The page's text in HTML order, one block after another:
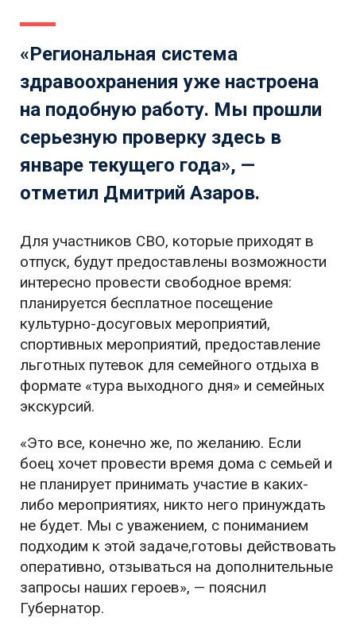
«Региональная система
здравоохранения уже настроена
на подобную работу. Мы прошли
серьезную проверку здесь в
январе текущего года», —
отметил Дмитрий Азаров.
Для участников СВО, которые приходят в
отпуск, будут предоставлены возможности
интересно провести свободное время:
планируется бесплатное посещение
культурно-досуговых мероприятий,
спортивных мероприятий, предоставление
льготных путевок для семейного отдыха в
формате «тура выходного дня» и семейных
экскурсий.
«Это все, конечно же, по желанию. Если
боец хочет провести время дома с семьей и
не планирует принимать участие в каких-
либо мероприятиях, никто него принуждать
не будет. Мы с уважением, с пониманием
подходим к этой задаче,готовы действовать
оперативно, отзываться на дополнительные
запросы наших героев», — пояснил
Губернатор.